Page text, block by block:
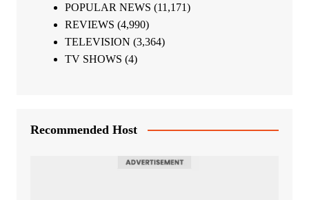
POPULAR NEWS (11,171)
REVIEWS (4,990)
TELEVISION (3,364)
TV SHOWS (4)
Recommended Host